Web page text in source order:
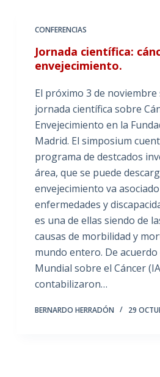
CONFERENCIAS
Jornada científica:
envejecimiento.
El próximo 3 de noviembre
jornada científica sobre
Envejecimiento en la
Madrid. El simposium
programa de destcados
área, que se puede
envejecimiento va
enfermedades y
es una de ellas siendo de
causas de morbilidad y
mundo entero. De
Mundial sobre el Cáncer
contabilizaron…
BERNARDO HERRADÓN 29